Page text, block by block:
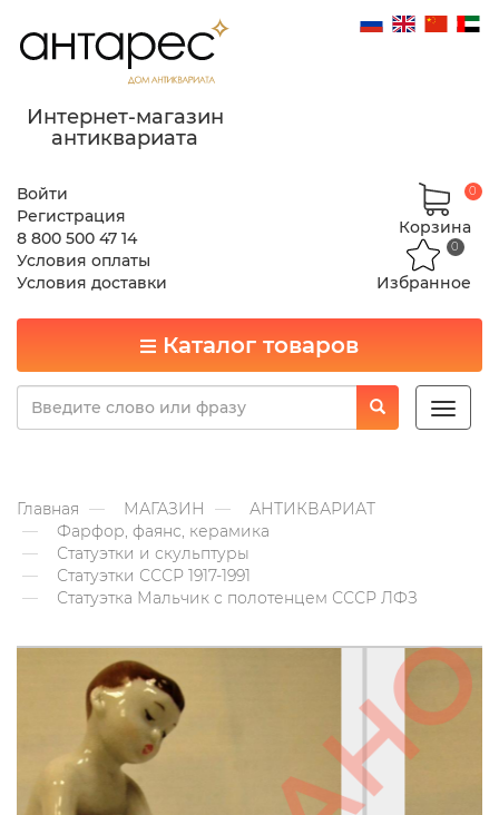
Интернет-магазин
антиквариата
Войти
Регистрация
8 800 500 47 14
Условия оплаты
Условия доставки
Корзина
0
Избранное
0
Каталог товаров
Toggle
Главная МАГАЗИН
АНТИКВАРИАТ
Фарфор, фаянс, керамика
Статуэтки и скульптуры
Статуэтки СССР 1917-1991
Статуэтка Мальчик с полотенцем СССР ЛФЗ